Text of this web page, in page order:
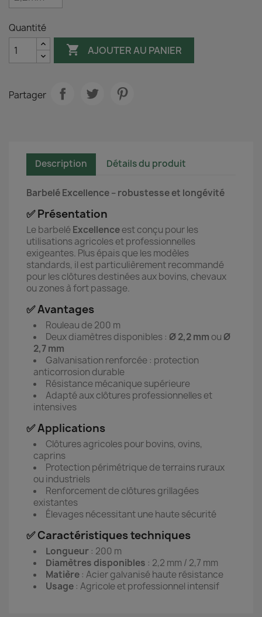
Quantité
 AJOUTER AU PANIER
Partager
Description Détails du produit
Barbelé Excellence – robustesse et longévité
✅ Présentation
Le barbeléExcellenceest conçu pour les
utilisations agricoles et professionnelles
exigeantes. Plus épais que les modèles
standards, il est particulièrement recommandé
pour les clôtures destinées aux bovins, chevaux
ou zones à fort passage.
✅ Avantages
Rouleau de 200 m
Deux diamètres disponibles : Ø 2,2 mm ou Ø
2,7 mm
Galvanisation renforcée : protection
anticorrosion durable
Résistance mécanique supérieure
Adapté aux clôtures professionnelles et
intensives
✅ Applications
Clôtures agricoles pour bovins, ovins,
caprins
Protection périmétrique de terrains ruraux
ou industriels
Renforcement de clôtures grillagées
existantes
Élevages nécessitant une haute sécurité
✅ Caractéristiques techniques
Longueur : 200 m
Diamètres disponibles : 2,2 mm / 2,7 mm
Matière : Acier galvanisé haute résistance
Usage : Agricole et professionnel intensif